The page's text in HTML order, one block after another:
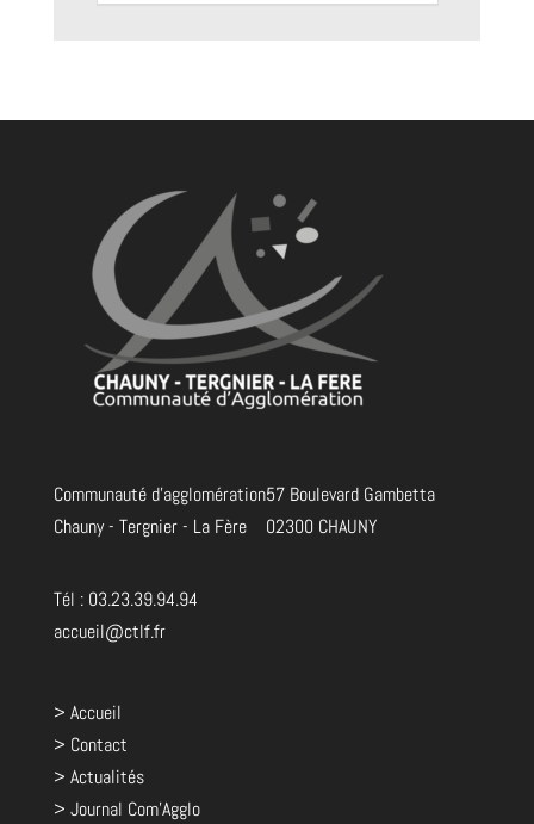
Communauté d'agglomération
Chauny - Tergnier - La Fère
57 Boulevard Gambetta
02300 CHAUNY
Tél : 03.23.39.94.94
accueil@ctlf.fr
> Accueil
> Contact
> Actualités
> Journal Com'Agglo